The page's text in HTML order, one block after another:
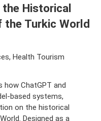
Historical
Turkic World
Health Tourism
how ChatGPT and
based systems,
on the historical
Designed as a